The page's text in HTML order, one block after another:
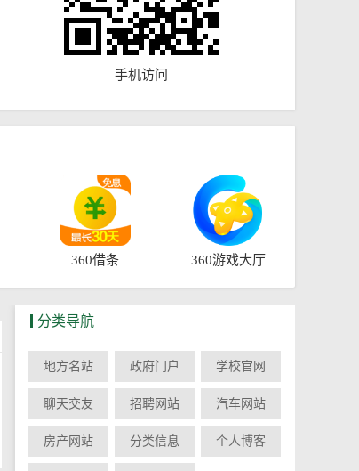
手机访问
360借条 360游戏大厅
分类导航
地方名站 政府门户 学校官网
聊天交友 招聘网站 汽车网站
房产网站 分类信息 个人博客